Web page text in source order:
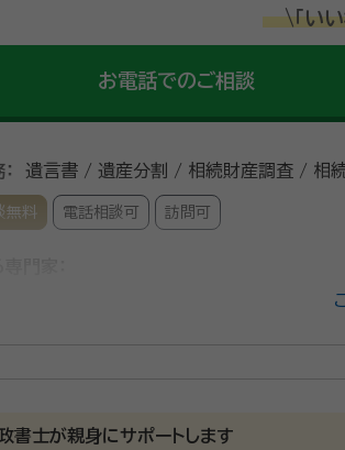
\「い
お電話でのご相談
遺言書 / 遺産分割 / 相続財産調査 / 相
無料 電話相談可 訪問可
想
書士が親身にサポートします